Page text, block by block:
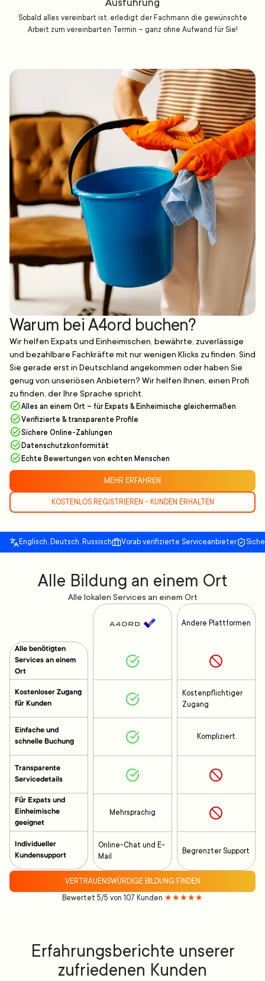
Ausführung
Sobald alles vereinbart ist, erledigt der Fachmann die gewünschte
Arbeit zum vereinbarten Termin – ganz ohne Aufwand für Sie!
Warum bei A4ord buchen?
Wir helfen Expats und Einheimischen, bewährte, zuverlässige
und bezahlbare Fachkräfte mit nur wenigen Klicks zu finden. Sind
Sie gerade erst in Deutschland angekommen oder haben Sie
genug von unseriösen Anbietern? Wir helfen Ihnen, einen Profi
zu finden, der Ihre Sprache spricht.
Alles an einem Ort – für Expats & Einheimische gleichermaßen
Verifizierte & transparente Profile
Sichere Online-Zahlungen
Datenschutzkonformität
Echte Bewertungen von echten Menschen
MEHR ERFAHREN
KOSTENLOS REGISTRIEREN - KUNDEN ERHALTEN
Englisch, Deutsch, Russisch Vorab verifizierte Serviceanbieter
Alle Bildung an einem Ort
Alle lokalen Services an einem Ort
Alle benötigten
Services an einem
Ort
Kostenloser Zugang
für Kunden
Einfache und
schnelle Buchung
Transparente
Servicedetails
Für Expats und
Einheimische
geeignet
Individueller
Kundensupport
Mehrsprachig
Online-Chat und E-
Mail
Andere Plattformen
Kostenpflichtiger
Zugang
Kompliziert
Begrenzter Support
VERTRAUENSWÜRDIGE BILDUNG FINDEN
Bewertet 5/5 von 107 Kunden ★★★★★
Erfahrungsberichte unserer
zufriedenen Kunden